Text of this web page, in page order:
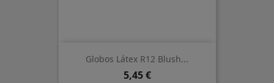
Globos Látex R12 Blush...
Precio
5,45 €